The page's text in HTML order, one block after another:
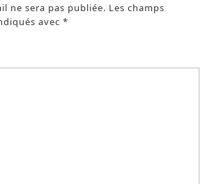
ne sera pas publiée. Les champs
avec *